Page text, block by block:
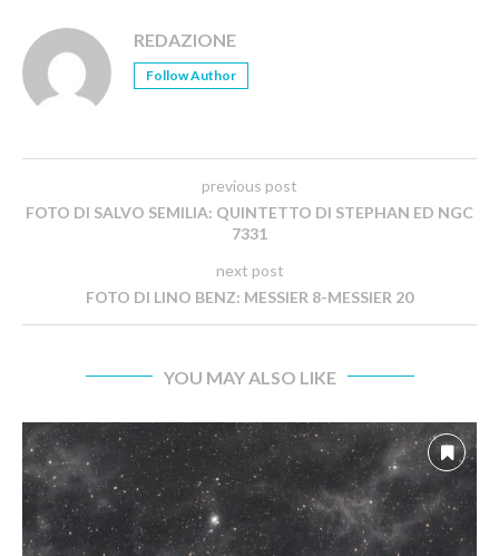
REDAZIONE
Follow Author
previous post
FOTO DI SALVO SEMILIA: QUINTETTO DI STEPHAN ED NGC
7331
next post
FOTO DI LINO BENZ: MESSIER 8-MESSIER 20
YOU MAY ALSO LIKE